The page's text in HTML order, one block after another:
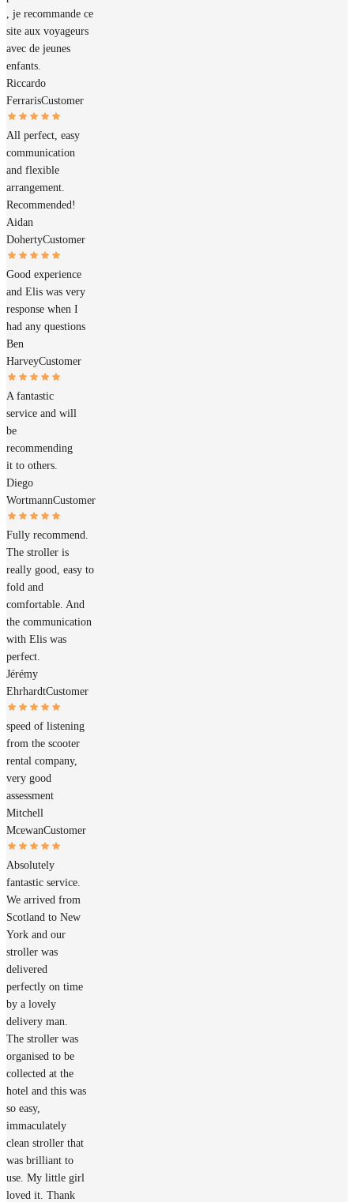
, je recommande ce
site aux voyageurs
avec de jeunes
enfants.
Riccardo
FerrarisCustomer
All perfect, easy
communication
and flexible
arrangement.
Recommended!
Aidan
DohertyCustomer
Good experience
and Elis was very
response when I
had any questions
Ben
HarveyCustomer
A fantastic
service and will
be
recommending
it to others.
Diego
WortmannCustomer
Fully recommend.
The stroller is
really good, easy to
fold and
comfortable. And
the communication
with Elis was
perfect.
Jérémy
EhrhardtCustomer
speed of listening
from the scooter
rental company,
very good
assessment
Mitchell
McewanCustomer
Absolutely
fantastic service.
We arrived from
Scotland to New
York and our
stroller was
delivered
perfectly on time
by a lovely
delivery man.
The stroller was
organised to be
collected at the
hotel and this was
so easy,
immaculately
clean stroller that
was brilliant to
use. My little girl
loved it. Thank